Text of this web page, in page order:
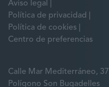
Aviso legal
Política de privacidad
Política de cookies
Centro de preferencias
Calle Mar Mediterráneo, 37
Polígono Son Bugadelles